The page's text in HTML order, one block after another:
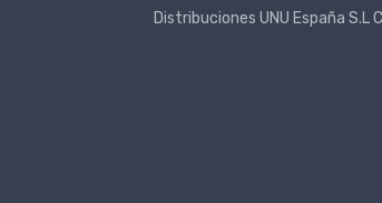
Distribuciones UNU España S.L